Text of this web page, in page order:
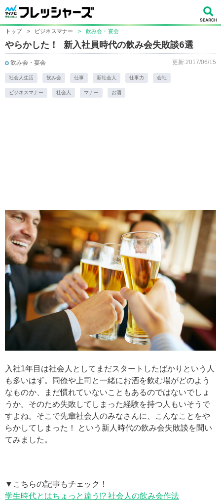
トップ > ビジネスマナー > 飲み会・宴会
​やらかした！ 新入社員時代の飲み会失敗談6選
飲み会・宴会 更新:2017/06/15
社会人生活 飲み会 仕事 新社会人 仕事力 会社
ビジネスマナー 社会人 マナー お酒
入社1年目は社会人としてまだスタートしたばかりという人
も多いはず。同僚や上司と一緒にお酒を飲む場がどのよう
なものか、まだ慣れていないこともあるのではないでしょ
うか。そのため失敗してしまった経験を持つ人もいそうで
すよね。そこで先輩社会人のみなさんに、こんなことをや
らかしてしまった！ という新人時代の飲み会失敗談を聞い
てみました。
▼こちらの記事もチェック！
学生時代とはちょっと違う!? 社会人の飲み会作法